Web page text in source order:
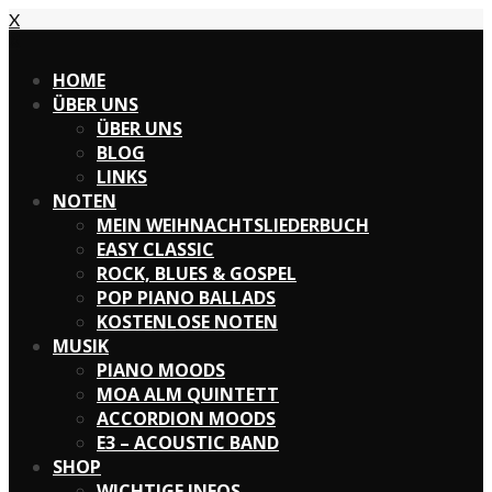
X
HOME
ÜBER UNS
ÜBER UNS
BLOG
LINKS
NOTEN
MEIN WEIHNACHTSLIEDERBUCH
EASY CLASSIC
ROCK, BLUES & GOSPEL
POP PIANO BALLADS
KOSTENLOSE NOTEN
MUSIK
PIANO MOODS
MOA ALM QUINTETT
ACCORDION MOODS
E3 – ACOUSTIC BAND
SHOP